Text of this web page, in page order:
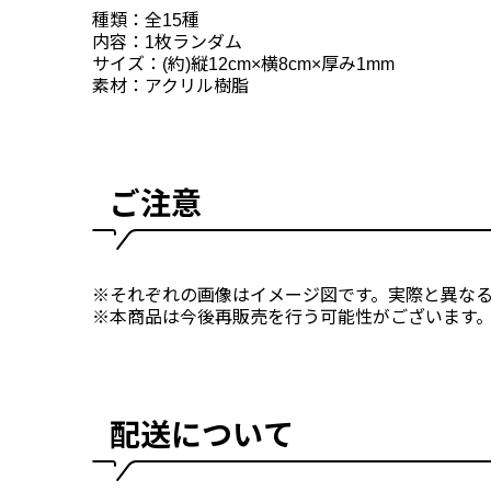
種類：全15種
内容：1枚ランダム
サイズ：(約)縦12cm×横8cm×厚み1mm
素材：アクリル樹脂
ご注意
※それぞれの画像はイメージ図です。実際と異なる
※本商品は今後再販売を行う可能性がございます。
配送について